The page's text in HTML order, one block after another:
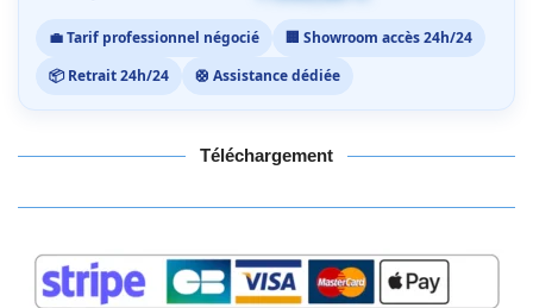
💼 Tarif professionnel négocié
🏢 Showroom accès 24h/24
📦 Retrait 24h/24
🛟 Assistance dédiée
Téléchargement